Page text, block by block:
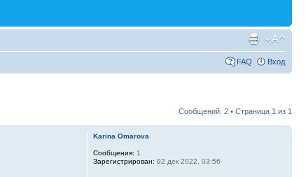
FAQ Вход
Сообщений: 2 • Страница 1 из 1
Karina Omarova
Сообщения: 1
Зарегистрирован: 02 дек 2022, 03:56